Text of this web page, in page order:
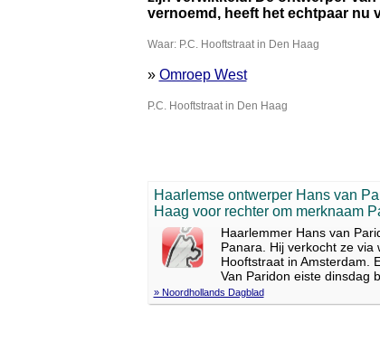
vernoemd, heeft het echtpaar nu
Waar: P.C. Hooftstraat in Den Haag
» Omroep West
P.C. Hooftstraat in Den Haag
Haarlemse ontwerper Hans van
Haag voor rechter om merknaam
Haarlemmer Hans van
Panara. Hij verkocht ze via
Hooftstraat in Amsterdam.
Van Paridon eiste dinsdag
» Noordhollands Dagblad